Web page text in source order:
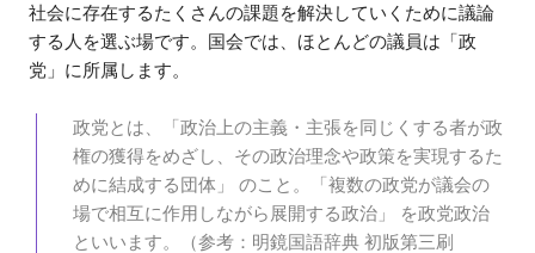
社会に存在するたくさんの課題を解決していくために議論
する人を選ぶ場です。国会では、ほとんどの議員は「政
党」に所属します。
政党とは、「政治上の主義・主張を同じくする者が政
権の獲得をめざし、その政治理念や政策を実現するた
めに結成する団体」 のこと。「複数の政党が議会の
場で相互に作用しながら展開する政治」 を政党政治
といいます。（参考：明鏡国語辞典 初版第三刷